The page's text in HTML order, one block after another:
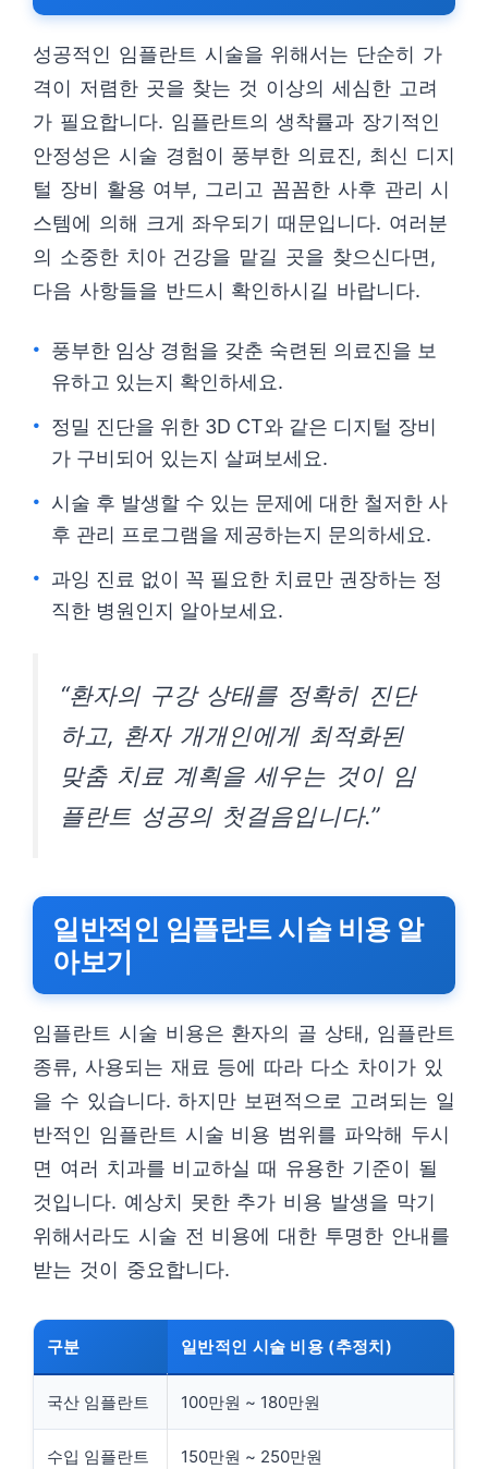
성공적인 임플란트 시술을 위해서는 단순히 가
격이 저렴한 곳을 찾는 것 이상의 세심한 고려
가 필요합니다. 임플란트의 생착률과 장기적인
안정성은 시술 경험이 풍부한 의료진, 최신 디지
털 장비 활용 여부, 그리고 꼼꼼한 사후 관리 시
스템에 의해 크게 좌우되기 때문입니다. 여러분
의 소중한 치아 건강을 맡길 곳을 찾으신다면,
다음 사항들을 반드시 확인하시길 바랍니다.
풍부한 임상 경험을 갖춘 숙련된 의료진을 보
유하고 있는지 확인하세요.
정밀 진단을 위한 3D CT와 같은 디지털 장비
가 구비되어 있는지 살펴보세요.
시술 후 발생할 수 있는 문제에 대한 철저한 사
후 관리 프로그램을 제공하는지 문의하세요.
과잉 진료 없이 꼭 필요한 치료만 권장하는 정
직한 병원인지 알아보세요.
“환자의 구강 상태를 정확히 진단
하고, 환자 개개인에게 최적화된
맞춤 치료 계획을 세우는 것이 임
플란트 성공의 첫걸음입니다.”
일반적인 임플란트 시술 비용 알
아보기
임플란트 시술 비용은 환자의 골 상태, 임플란트
종류, 사용되는 재료 등에 따라 다소 차이가 있
을 수 있습니다. 하지만 보편적으로 고려되는 일
반적인 임플란트 시술 비용 범위를 파악해 두시
면 여러 치과를 비교하실 때 유용한 기준이 될
것입니다. 예상치 못한 추가 비용 발생을 막기
위해서라도 시술 전 비용에 대한 투명한 안내를
받는 것이 중요합니다.
구분 일반적인 시술 비용 (추정치)
국산 임플란트 100만원 ~ 180만원
수입 임플란트 150만원 ~ 250만원